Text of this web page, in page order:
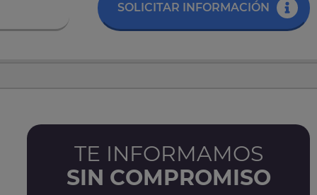
SOLICITAR INFORMACIÓN
TE INFORMAMOS
SIN COMPROMISO